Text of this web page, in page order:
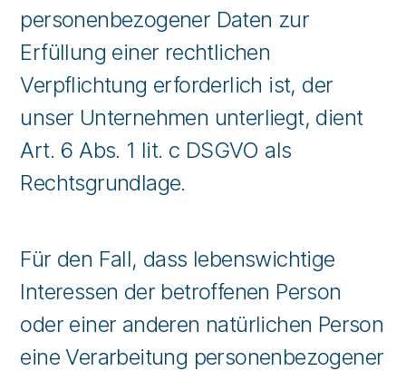
personenbezogener Daten zur
Erfüllung einer rechtlichen
Verpflichtung erforderlich ist, der
unser Unternehmen unterliegt, dient
Art. 6 Abs. 1 lit. c DSGVO als
Rechtsgrundlage.
Für den Fall, dass lebenswichtige
Interessen der betroffenen Person
oder einer anderen natürlichen Person
eine Verarbeitung personenbezogener